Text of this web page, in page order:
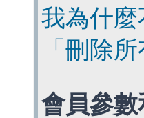
我為什麼
「刪除
會員參數